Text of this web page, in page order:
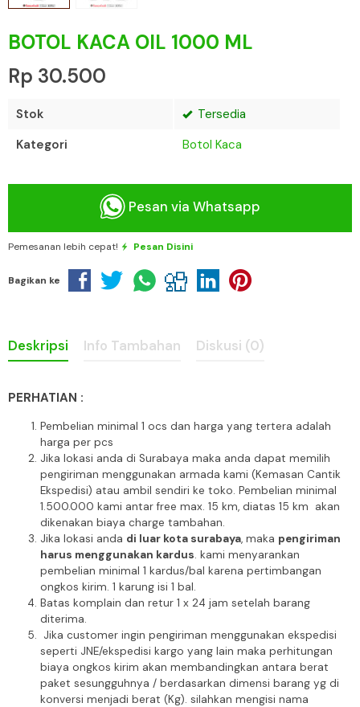
BOTOL KACA OIL 1000 ML
Rp 30.500
Stok
Tersedia
Kategori
Botol Kaca
Pesan via Whatsapp
Pemesanan lebih cepat! Pesan Disini
Bagikan ke
Deskripsi Info Tambahan Diskusi (0)
PERHATIAN :
Pembelian minimal 1 ocs dan harga yang tertera adalah
harga per pcs
Jika lokasi anda di Surabaya maka anda dapat memilih
pengiriman menggunakan armada kami (Kemasan Cantik
Ekspedisi) atau ambil sendiri ke toko. Pembelian minimal
1.500.000 kami antar free max. 15 km, diatas 15 km akan
dikenakan biaya charge tambahan.
Jika lokasi anda di luar kota surabaya, maka pengiriman
harus menggunakan kardus. kami menyarankan
pembelian minimal 1 kardus/bal karena pertimbangan
ongkos kirim. 1 karung isi 1 bal.
Batas komplain dan retur 1 x 24 jam setelah barang
diterima.
Jika customer ingin pengiriman menggunakan ekspedisi
seperti JNE/ekspedisi kargo yang lain maka perhitungan
biaya ongkos kirim akan membandingkan antara berat
paket sesungguhnya / berdasarkan dimensi barang yg di
konversi menjadi berat (Kg). silahkan mengisi nama